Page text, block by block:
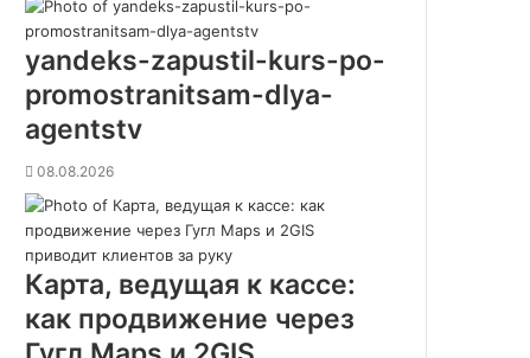
yandeks-zapustil-kurs-po-
promostranitsam-dlya-
agentstv
08.08.2026
Карта, ведущая к кассе:
как продвижение через